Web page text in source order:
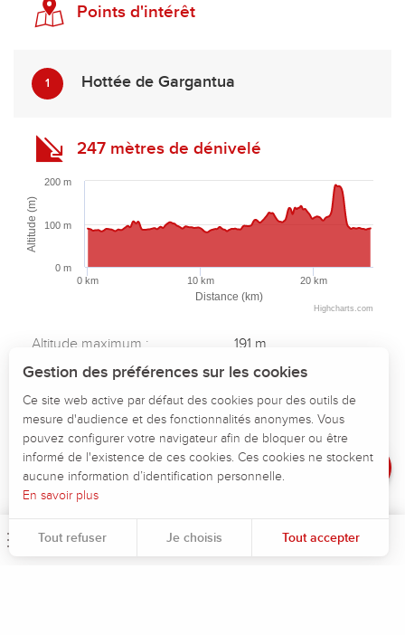
Menu
Dénivelé
Points d'intérêt
1 Hottée de Gargantua
247 mètres de dénivelé
Distance (km)
Altitude (m)
0 km 10 km 20 km
100 m
200 m
0 m
Highcharts.com
Altitude maximum :
191 m
Altitude minimum :
80 m
Dénivelé total négatif :
-247 m
Dénivelé positif maximum :
79 m
Dénivelé négatif maximum :
-100 m
Gestion des préférences sur les cookies
Ce site web active par défaut des cookies pour des outils de
mesure d'audience et des fonctionnalités anonymes. Vous
pouvez configurer votre navigateur afin de bloquer ou être
informé de l'existence de ces cookies. Ces cookies ne stockent
aucune information d’identification personnelle.
En savoir plus
Tout refuser Je choisis Tout accepter